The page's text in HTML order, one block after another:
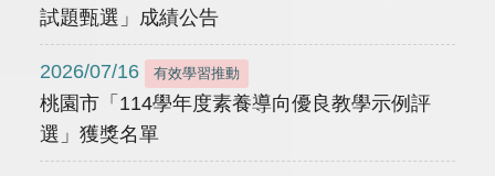
試題甄選」成績公告
2026/07/16 有效學習推動
桃園市「114學年度素養導向優良教學示例評
選」獲獎名單